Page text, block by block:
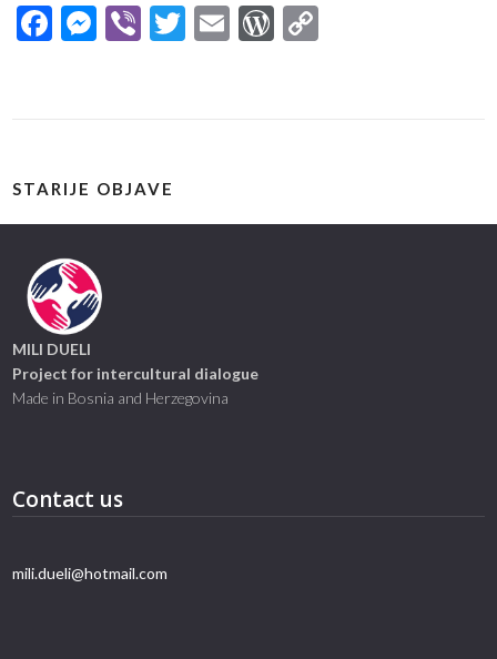
Facebook
Messenger
ViberTwitter
EmailWordPress
STARIJE OBJAVE
MILI DUELI
Project for intercultural dialogue
Made in Bosnia and Herzegovina
Contact us
mili.dueli@hotmail.com